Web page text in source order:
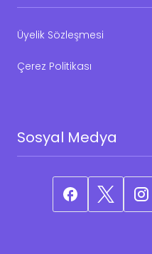
Üyelik Sözleşmesi
Çerez Politikası
Sosyal Medya